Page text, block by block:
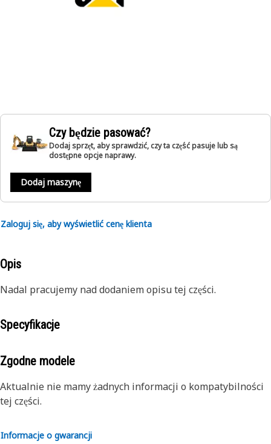
Czy będzie pasować?
Dodaj sprzęt, aby sprawdzić, czy ta część pasuje lub są
dostępne opcje naprawy.
Dodaj maszynę
Zaloguj się, aby wyświetlić cenę klienta
Opis
Nadal pracujemy nad dodaniem opisu tej części.
Specyfikacje
Zgodne modele
Aktualnie nie mamy żadnych informacji o kompatybilności
tej części.
Informacje o gwarancji